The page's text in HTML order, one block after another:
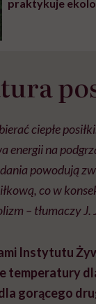
praktykuje
ciepłe
energii na
dania powodują
co w
– tłumaczy J.
Instytutu
temperatury
gorącego